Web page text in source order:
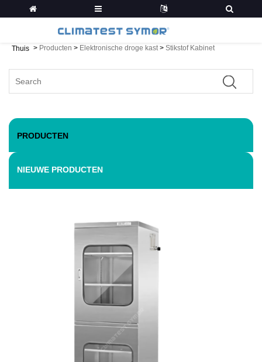
Thuis > Producten > Elektronische droge kast> Stikstof Kabinet
PRODUCTEN
NIEUWE PRODUCTEN